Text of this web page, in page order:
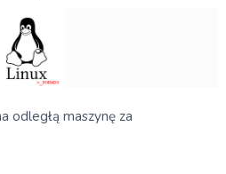
odległą maszynę za